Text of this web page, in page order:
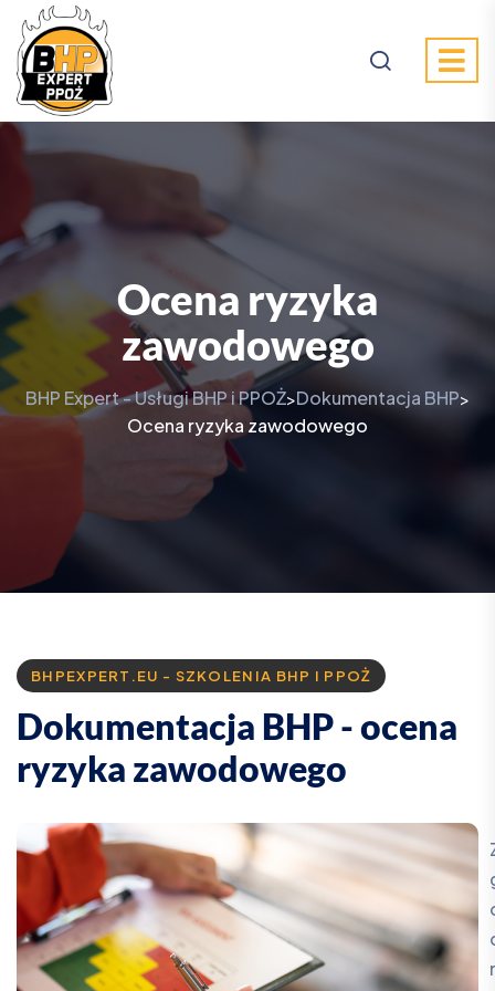
Ocena ryzyka
zawodowego
BHP Expert - Usługi BHP i PPOŻ>Dokumentacja BHP>
Ocena ryzyka zawodowego
BHPEXPERT.EU - SZKOLENIA BHP I PPOŻ
Dokumentacja BHP-ocena
ryzyka zawodowego